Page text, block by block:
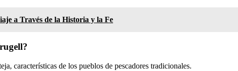
a Través de la Historia y la Fe
características de los pueblos de pescadores tradicionales.